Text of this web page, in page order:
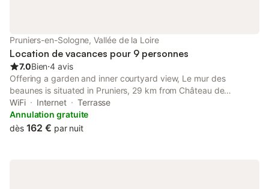
Pruniers-en-Sologne, Vallée de la Loire
Location de vacances pour 9 personnes
7.0Bien⋅4 avis
Offering a garden and inner courtyard view, Le mur des
beaunes is situated in Pruniers, 29 km from Château de
Cheverny and 34 km from Chateau de Villesavin. Featuring a
tour desk, this property also provides guests with a picnic area.
WiFi Internet
Terrasse
Annulation gratuite
dès 162 € par nuit